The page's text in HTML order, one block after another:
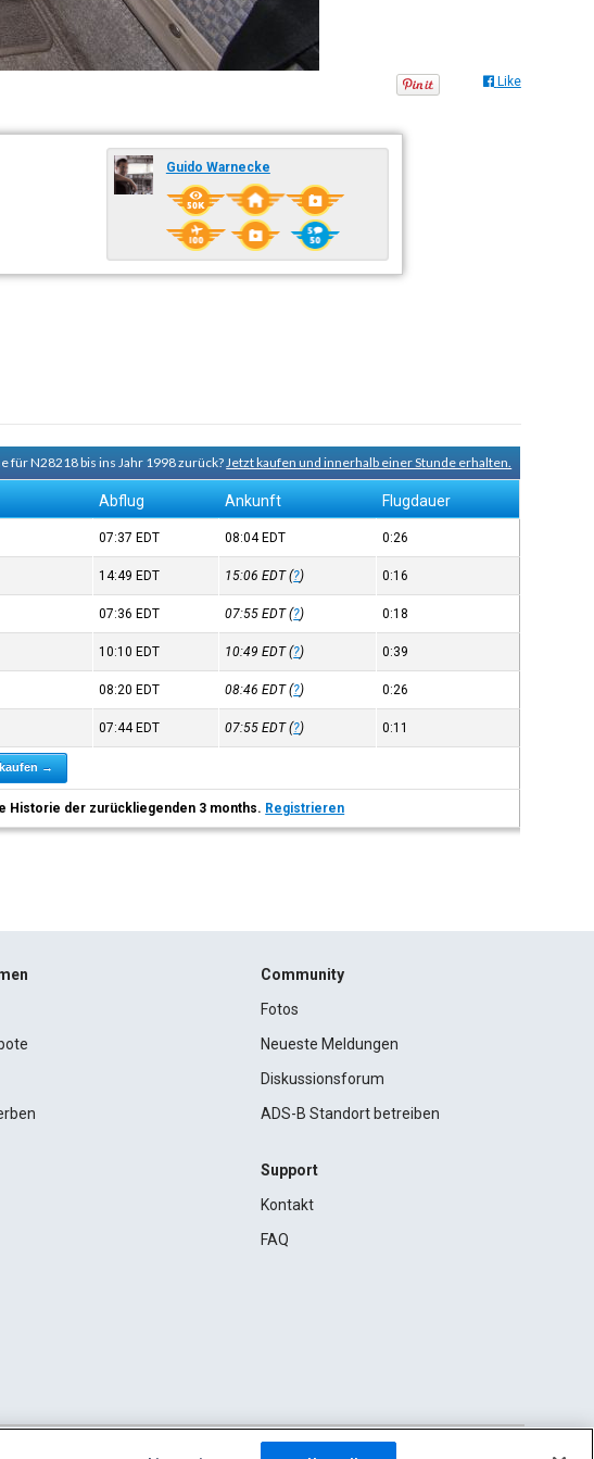
Like
Guido Warnecke
für N28218 bis ins Jahr 1998 zurück?Jetzt kaufen und innerhalb einer Stunde erhalten.
Abflug Ankunft Flugdauer
07:37 EDT 08:04 EDT 0:26
14:49 EDT 15:06EDT(?) 0:16
07:36 EDT 07:55EDT(?) 0:18
10:10 EDT 10:49EDT(?) 0:39
08:20 EDT 08:46EDT(?) 0:26
07:44 EDT 07:55EDT(?) 0:11
→
Historie der zurückliegenden 3 months. Registrieren
Community
Fotos
Neueste Meldungen
Diskussionsforum
ADS-B Standort betreiben
Support
Kontakt
FAQ